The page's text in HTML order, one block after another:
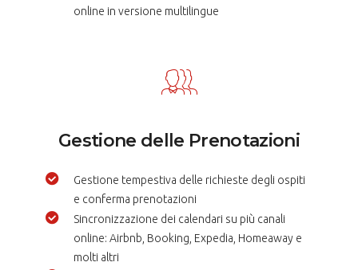
online in versione multilingue
Gestione delle Prenotazioni
Gestione tempestiva delle richieste degli ospiti
e conferma prenotazioni
Sincronizzazione dei calendari su più canali
online: Airbnb, Booking, Expedia, Homeaway e
molti altri